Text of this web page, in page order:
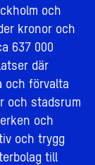
och
kronor och
637 000
där
och förvalta
och stadsrum
och
och trygg
till